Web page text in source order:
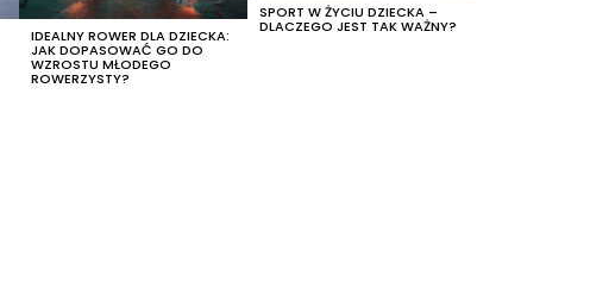
IDEALNY ROWER DLA DZIECKA:
JAK DOPASOWAĆ GO DO
WZROSTU MŁODEGO
ROWERZYSTY?
SPORT W ŻYCIU DZIECKA –
DLACZEGO JEST TAK WAŻNY?